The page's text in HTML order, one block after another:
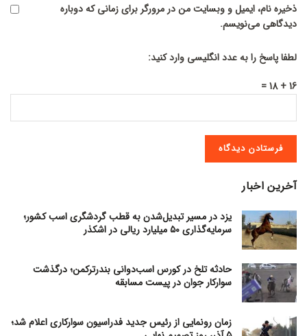
ذخیره نام، ایمیل و وبسایت من در مرورگر برای زمانی که دوباره
دیدگاهی می‌نویسم.
لطفا پاسخ را به عدد انگلیسی وارد کنید:
16 + 18 =
آخرین اخبار
یزد در مسیر تبدیل‌شدن به قطب گردشگری اسب کشور؛
سرمایه‌گذاری ۵۰ میلیارد ریالی در اشکذر
حادثه تلخ در کورس اسب‌دوانی بندرترکمن؛ درگذشت
سوارکار جوان در پیست مسابقه
زمان رونمایی از رئیس جدید فدراسیون سوارکاری اعلام شد؛